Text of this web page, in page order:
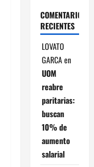
COMENTARIOS
RECIENTES
LOVATO
GARCAen
UOM
reabre
paritarias:
buscan
10% de
aumento
salarial